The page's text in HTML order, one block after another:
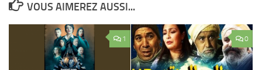
VOUS AIMEREZ AUSSI...
1 0